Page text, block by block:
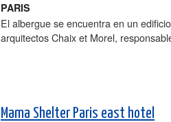
PARIS
El albergue se encuentra en un
arquitectos Chaix et Morel,
Mama Shelter Paris east hotel